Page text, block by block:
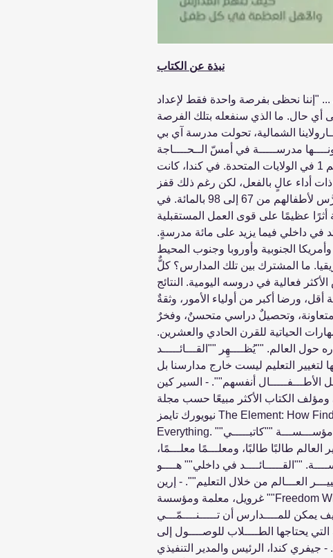
نبذة عن الكتاب
"إننا نحظى بفرصة واحدة فقط لإعداد
أي حال. ما الذي سنفعله بتلك الفرصة
الشمالية، تحولت مدرسة آي بي
مدرســـــة في أمسّ الــحــــاجة
للتحســـين إلى المدرسة الجاذبة رقم 1 في الولايات المتحدة. في كندا، كانت
أداء عالٍ بالفعل، لكن رغم ذلك قفز
مستوى رضا أولياء الأمور عمَّا يُدرَّس لأطفالهم من 67 إلى 98 بالمائة. في
أثرًا عظيمًا على قوى العمل المستقبلية
في داخلي فيما يزيد على مائة مدرسةٍ.
الجنوبية وأوروبا وجنوب المحيط
ما المشترك بين تلك المدارس؟ كلٌّ
فعالية في دروسه اليومية. النتائج
ورضا أكبر من أولياء الأمور، وثقةٌ
وتحصيلٌ دراسي متحسنٌ، وفخرٌ
الحياتية للقرن الحادي والعشرين.
العالم. ""يُظــــهِر ""القـــائـــــد
لتغيير التعليم ليست خارج مدارسنا بل
الأطـــفـــــال أنفسهم"". - السير كين
ومؤلف الكتاب الأكثر مبيعًا حسب مجلة
نيويورك تايمز The Element: How Finding Your Passion Changes
Everything. ""لقد أنشــــأت أنا و""كاتبو الحرية"" مؤســـســـة ""كاتبـــــي
طالبًا طالبًا، ومعلـــمًا معلـــمًا،
""القـــــائــــد في داخلي"" هــــو
العـــالم من خلال التعليم"". - إرين
غرويل، معلمة ومؤسسة ""Freedom Writers"". ""يُظهِر هذا الكتاب الرائع
للمــــدارس أن تـــــنــــمّـــي
التي يحتاجها الطــــلاب للوصــــول إلى
- جيفري كندا، الرئيس والمدير التنفيذي